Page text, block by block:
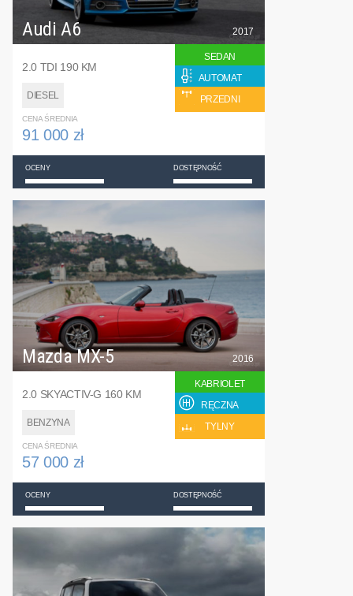
Audi A6
2.0 TDI 190 KM
DIESEL
2017
SEDAN
AUTOMAT
PRZEDNI
CENA ŚREDNIA
91 000 zł
OCENY DOSTĘPNOŚĆ
Mazda MX-5
2.0 SKYACTIV-G 160 KM
BENZYNA
2016
KABRIOLET
RĘCZNA
TYLNY
CENA ŚREDNIA
57 000 zł
OCENY DOSTĘPNOŚĆ